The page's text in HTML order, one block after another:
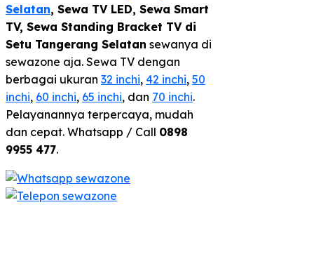
Selatan, Sewa TV LED, Sewa Smart
TV, Sewa Standing Bracket TV di
Setu Tangerang Selatan sewanya di
sewazone aja. Sewa TV dengan
berbagai ukuran 32 inchi, 42 inchi, 50
inchi, 60 inchi, 65 inchi, dan 70 inchi.
Pelayanannya terpercaya, mudah
dan cepat. Whatsapp / Call 0898
9955 477.